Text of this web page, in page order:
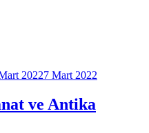
20227 Mart 2022
ve Antika